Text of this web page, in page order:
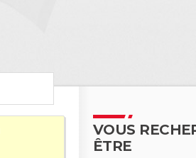
VOUS
ÊTRE